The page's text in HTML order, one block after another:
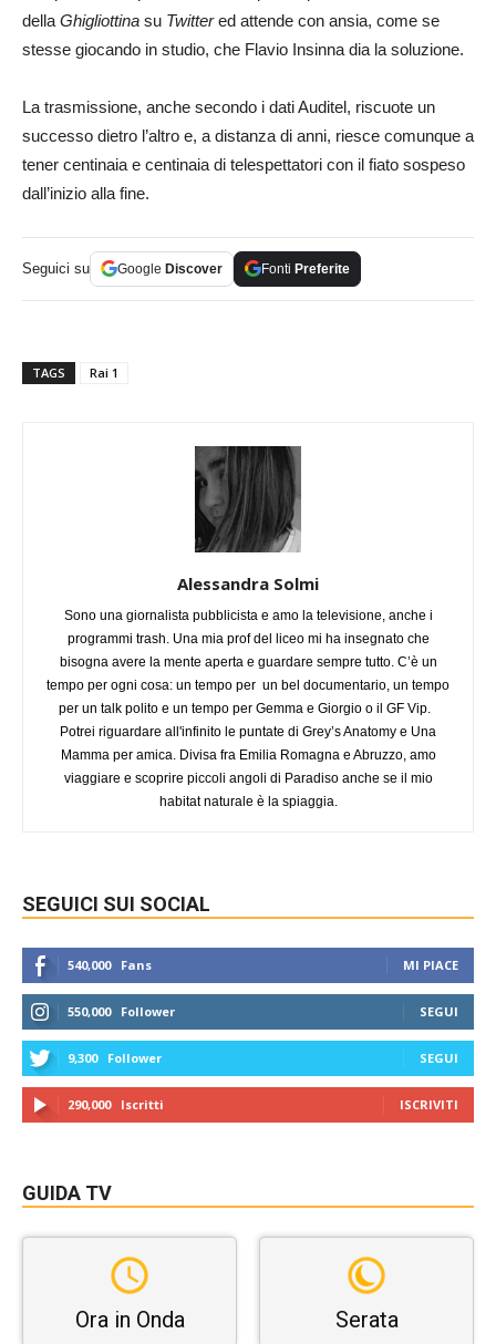
della Ghigliottina su Twittered attende con ansia, come se
stesse giocando in studio, che Flavio Insinna dia la soluzione.
La trasmissione, anche secondo i dati Auditel, riscuote un
successo dietro l’altro e, a distanza di anni, riesce comunque a
tener centinaia e centinaia di telespettatori con il fiato sospeso
dall’inizio alla fine.
Seguici su Google Discover Fonti Preferite
TAGS Rai 1
Alessandra Solmi
Sono una giornalista pubblicista e amo la televisione, anche i
programmi trash. Una mia prof del liceo mi ha insegnato che
bisogna avere la mente aperta e guardare sempre tutto. C’è un
tempo per ogni cosa: un tempo per un bel documentario, un tempo
per un talk polito e un tempo per Gemma e Giorgio o il GF Vip.
Potrei riguardare all'infinito le puntate di Grey’s Anatomy e Una
Mamma per amica. Divisa fra Emilia Romagna e Abruzzo, amo
viaggiare e scoprire piccoli angoli di Paradiso anche se il mio
habitat naturale è la spiaggia.
SEGUICI SUI SOCIAL
540,000 Fans MI PIACE
550,000 Follower SEGUI
9,300 Follower SEGUI
290,000 Iscritti ISCRIVITI
GUIDA TV
Ora in Onda Serata